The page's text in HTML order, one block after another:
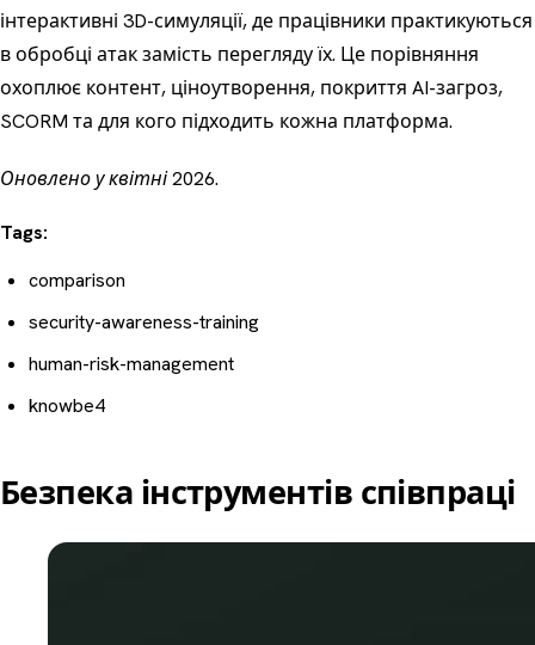
інтерактивні 3D-симуляції, де працівники практикуються
в обробці атак замість перегляду їх. Це порівняння
охоплює контент, ціноутворення, покриття AI-загроз,
SCORM та для кого підходить кожна платформа.
Оновлено у квітні 2026.
Tags:
comparison
security-awareness-training
human-risk-management
knowbe4
Безпека інструментів співпраці